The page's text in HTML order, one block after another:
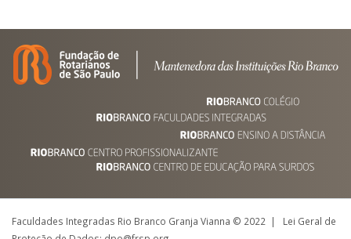
Faculdades Integradas Rio Branco Granja Vianna © 2022 | Lei Geral de